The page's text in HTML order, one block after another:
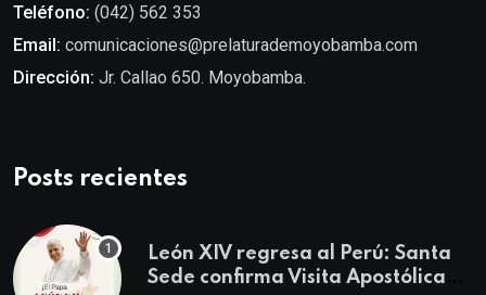
Teléfono: (042) 562 353
Email: comunicaciones@prelaturademoyobamba.com
Dirección: Jr. Callao 650. Moyobamba.
Posts recientes
León XIV regresa al Perú: Santa
Sede confirma Visita Apostólica